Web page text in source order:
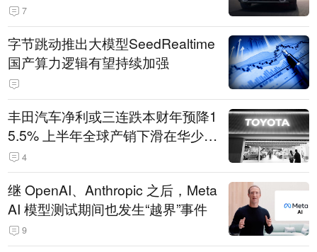
7
字节跳动推出大模型SeedRealtime
国产算力逻辑有望持续加强
丰田汽车净利或三连跌本财年预降1
5.5% 上半年全球产销下滑在华少卖
14.3万辆
4
继 OpenAI、Anthropic 之后，Meta
AI 模型测试期间也发生“越界”事件
9